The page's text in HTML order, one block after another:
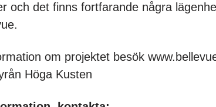
och det finns fortfarande några
om projektet besök
Höga Kusten